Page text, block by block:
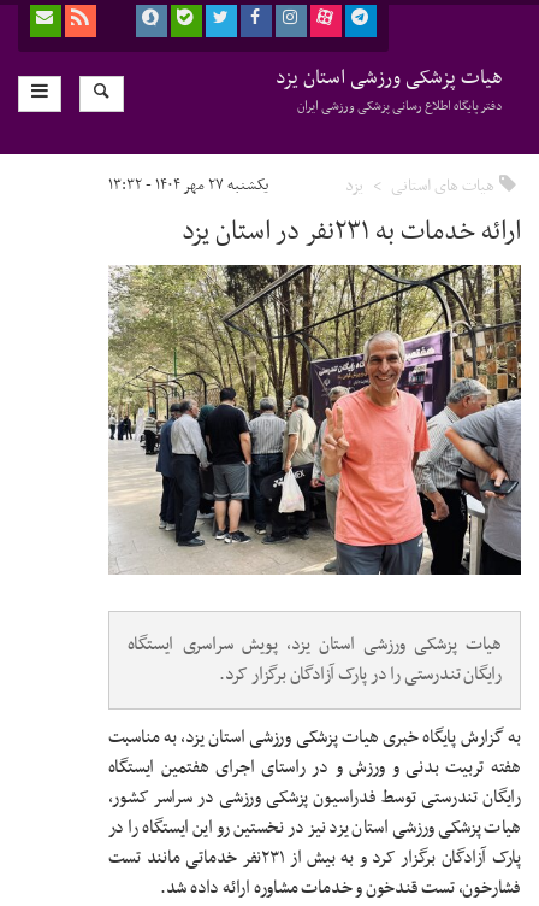
هیات پزشکی ورزشی استان یزد
دفتر پایگاه اطلاع رسانی پزشکی ورزشی ایران
هیات های استانی یزد یکشنبه ۲۷ مهر ۱۴۰۴ - ۱۳:۳۲
ارائه خدمات به ۲۳۱نفر در استان یزد
هیات پزشکی ورزشی استان یزد، پویش سراسری ایستگاه
رایگان تندرستی را در پارک آزادگان برگزار کرد.
به گزارش پایگاه خبری هیات پزشکی ورزشی استان یزد، به مناسبت
هفته تربیت بدنی و ورزش و در راستای اجرای هفتمین ایستگاه
رایگان تندرستی توسط فدراسیون پزشکی ورزشی در سراسر کشور،
هیات پزشکی ورزشی استان یزد نیز در نخستین رو این ایستگاه را در
پارک آزادگان برگزار کرد و به بیش از ۲۳۱نفر خدماتی مانند تست
فشارخون، تست قندخون و خدمات مشاوره ارائه داده شد.